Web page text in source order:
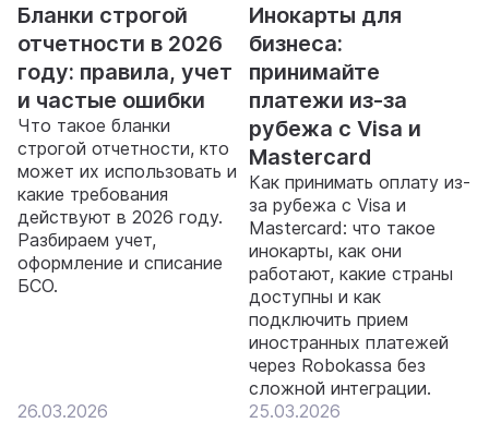
Бланки строгой
отчетности в 2026
году: правила, учет
и частые ошибки
Что такое бланки
строгой отчетности, кто
может их использовать и
какие требования
действуют в 2026 году.
Разбираем учет,
оформление и списание
БСО.
26.03.2026
Инокарты для
бизнеса:
принимайте
платежи из-за
рубежа с Visa и
Mastercard
Как принимать оплату из-
за рубежа с Visa и
Mastercard: что такое
инокарты, как они
работают, какие страны
доступны и как
подключить прием
иностранных платежей
через Robokassa без
сложной интеграции.
25.03.2026